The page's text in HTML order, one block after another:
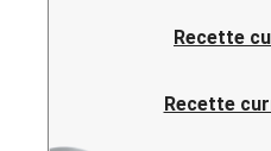
Recette
Recette